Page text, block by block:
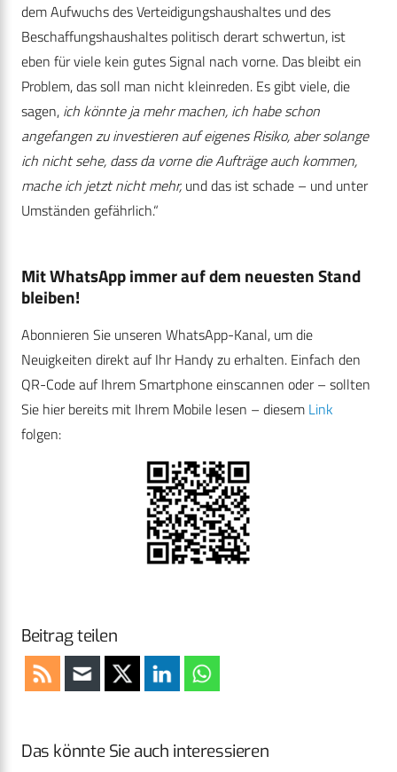
dem Aufwuchs des Verteidigungshaushaltes und des
Beschaffungshaushaltes politisch derart schwertun, ist
eben für viele kein gutes Signal nach vorne. Das bleibt ein
Problem, das soll man nicht kleinreden. Es gibt viele, die
sagen, ich könnte ja mehr machen, ich habe schon
angefangen zu investieren auf eigenes Risiko, aber solange
ich nicht sehe, dass da vorne die Aufträge auch kommen,
mache ich jetzt nicht mehr, und das ist schade – und unter
Umständen gefährlich.“
Mit WhatsApp immer auf dem neuesten Stand
bleiben!
Abonnieren Sie unseren WhatsApp-Kanal, um die
Neuigkeiten direkt auf Ihr Handy zu erhalten. Einfach den
QR-Code auf Ihrem Smartphone einscannen oder – sollten
Sie hier bereits mit Ihrem Mobile lesen – diesem Link
folgen:
Beitrag teilen
Das könnte Sie auch interessieren